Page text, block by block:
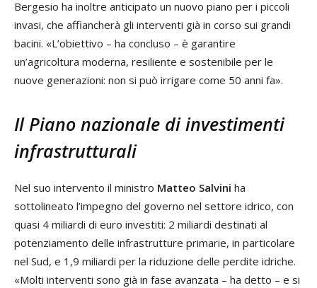
Bergesio ha inoltre anticipato un nuovo piano per i piccoli
invasi, che affiancherà gli interventi già in corso sui grandi
bacini. «L’obiettivo – ha concluso – è garantire
un’agricoltura moderna, resiliente e sostenibile per le
nuove generazioni: non si può irrigare come 50 anni fa».
Il Piano nazionale di investimenti
infrastrutturali
Nel suo intervento il ministro Matteo Salvini ha
sottolineato l’impegno del governo nel settore idrico, con
quasi 4 miliardi di euro investiti: 2 miliardi destinati al
potenziamento delle infrastrutture primarie, in particolare
nel Sud, e 1,9 miliardi per la riduzione delle perdite idriche.
«Molti interventi sono già in fase avanzata – ha detto – e si